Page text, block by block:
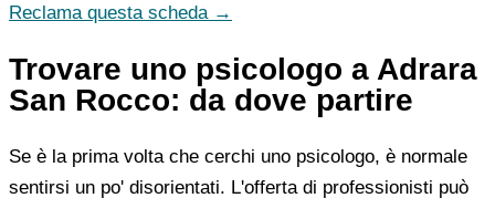
Reclama questa scheda →
Trovare uno psicologo a Adrara
San Rocco: da dove partire
Se è la prima volta che cerchi uno psicologo, è normale
sentirsi un po' disorientati. L'offerta di professionisti può